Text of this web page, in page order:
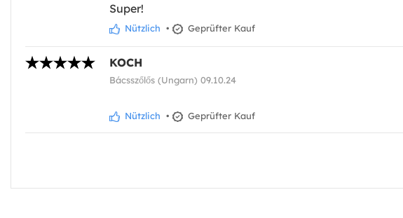
Super!
Nützlich • Geprüfter Kauf
KOCH
Bácsszőlős (Ungarn) 09.10.24
Nützlich • Geprüfter Kauf